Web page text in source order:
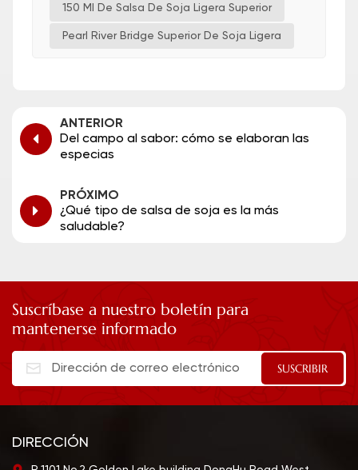
150 Ml De Salsa De Soja Ligera Superior
Pearl River Bridge Superior De Soja Ligera
ANTERIOR
Del campo al sabor: cómo se elaboran las
especias
PRÓXIMO
¿Qué tipo de salsa de soja es la más
saludable?
Suscríbase a nuestro boletín para
mantenerse informado
DIRECCIÓN